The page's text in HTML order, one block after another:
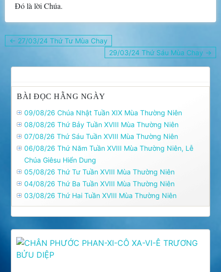
Ðó là lời Chúa.
Điều
← 27/03/24 Thứ Tư Mùa Chay
29/03/24 Thứ Sáu Mùa Chay →
BÀI ĐỌC HẰNG NGÀY
09/08/26 Chúa Nhật Tuần XIX Mùa Thường Niên
08/08/26 Thứ Bảy Tuần XVIII Mùa Thường Niên
07/08/26 Thứ Sáu Tuần XVIII Mùa Thường Niên
06/08/26 Thứ Năm Tuần XVIII Mùa Thường Niên, Lễ
Chúa Giêsu Hiển Dung
05/08/26 Thứ Tư Tuần XVIII Mùa Thường Niên
04/08/26 Thứ Ba Tuần XVIII Mùa Thường Niên
03/08/26 Thứ Hai Tuần XVIII Mùa Thường Niên